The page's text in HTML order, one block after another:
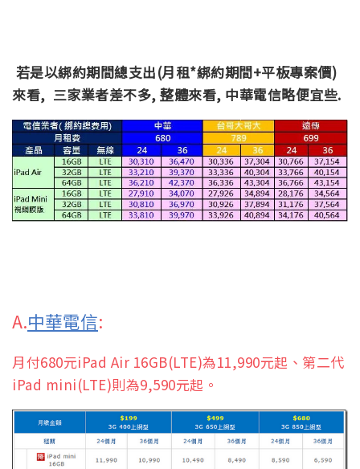
若是以綁約期間總支出(月租*綁約期間+平板專案價)
來看, 三家業者差不多, 整體來看, 中華電信略便宜些.
A.中華電信:
月付680元iPad Air 16GB(LTE)為11,990元起、第二代
iPad mini(LTE)則為9,590元起。